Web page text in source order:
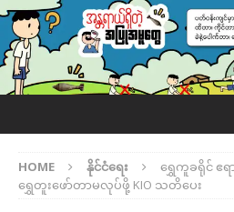
HOME နိုင်ငံရေး
ရွှေကူခရိုင် ဧရ
ရွှေတူးဖော်တာမလုပ်ဖို့ KIO သတိပေး